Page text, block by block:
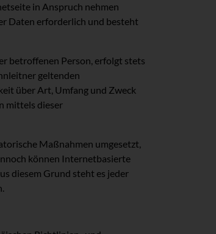
in Anspruch nehmen
Daten erforderlich und besteht
betroffenen Person, erfolgt stets
geltenden
über Art, Umfang und Zweck
mittels dieser
Maßnahmen umgesetzt,
können Internetbasierte
diesem Grund steht es jeder